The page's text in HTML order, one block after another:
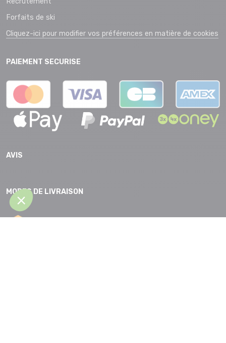
Forfaits de ski
Cliquez-ici pour modifier vos préférences en matière de cookies
PAIEMENT SECURISE
AVIS
MODES DE LIVRAISON